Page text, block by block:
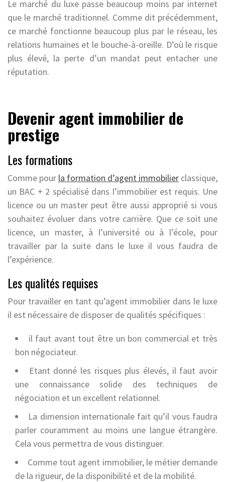
Le marché du luxe passe beaucoup moins par internet
que le marché traditionnel. Comme dit précédemment,
ce marché fonctionne beaucoup plus par le réseau, les
relations humaines et le bouche-à-oreille. D’où le risque
plus élevé, la perte d’un mandat peut entacher une
réputation.
Devenir agent immobilier de
prestige
Les formations
Comme pour la formation d’agent immobilier classique,
un BAC + 2 spécialisé dans l’immobilier est requis. Une
licence ou un master peut être aussi approprié si vous
souhaitez évoluer dans votre carrière. Que ce soit une
licence, un master, à l’université ou à l’école, pour
travailler par la suite dans le luxe il vous faudra de
l’expérience.
Les qualités requises
Pour travailler en tant qu’agent immobilier dans le luxe
il est nécessaire de disposer de qualités spécifiques :
il faut avant tout être un bon commercial et très
bon négociateur.
Etant donné les risques plus élevés, il faut avoir
une connaissance solide des techniques de
négociation et un excellent relationnel.
La dimension internationale fait qu’il vous faudra
parler couramment au moins une langue étrangère.
Cela vous permettra de vous distinguer.
Comme tout agent immobilier, le métier demande
de la rigueur, de la disponibilité et de la mobilité.